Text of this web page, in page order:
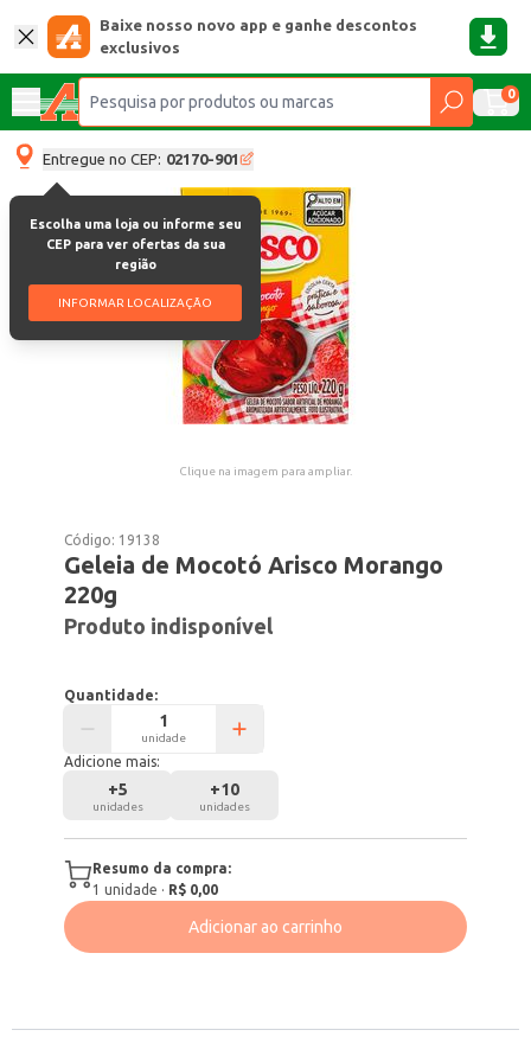
Baixe nosso novo app e ganhe descontos
exclusivos
0
Entregue no CEP: 02170-901
Escolha uma loja ou informe seu
CEP para ver ofertas da sua
região
INFORMAR LOCALIZAÇÃO
Clique na imagem para ampliar.
Código: 19138
Geleia de Mocotó Arisco Morango
220g
Produto indisponível
Quantidade:
unidade
Adicione mais:
+5
unidades
+10
unidades
Resumo da compra:
1 unidade · R$ 0,00
Adicionar ao carrinho